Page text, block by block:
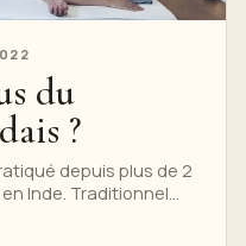
du
?
depuis plus de 2
Inde. Traditionnel...